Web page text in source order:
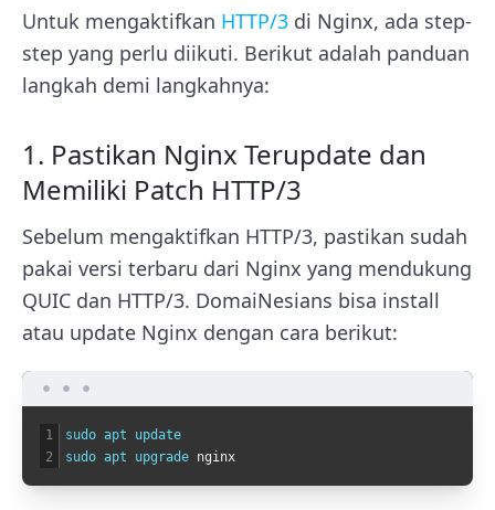
Untuk mengaktifkan HTTP/3 di Nginx, ada step-
step yang perlu diikuti. Berikut adalah panduan
langkah demi langkahnya:
1. Pastikan Nginx Terupdate dan
Memiliki Patch HTTP/3
Sebelum mengaktifkan HTTP/3, pastikan sudah
pakai versi terbaru dari Nginx yang mendukung
QUIC dan HTTP/3. DomaiNesians bisa install
atau update Nginx dengan cara berikut:
1
2
sudo apt update
sudo apt upgrade nginx